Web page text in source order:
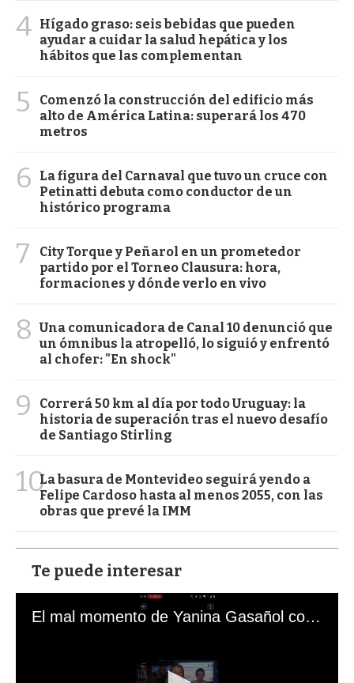
4 Hígado graso: seis bebidas que pueden
ayudar a cuidar la salud hepática y los
hábitos que las complementan
5
Comenzó la construcción del edificio más
alto de América Latina: superará los 470
metros
6
La figura del Carnaval que tuvo un cruce con
Petinatti debuta como conductor de un
histórico programa
7
City Torque y Peñarol en un prometedor
partido por el Torneo Clausura: hora,
formaciones y dónde verlo en vivo
8 Una comunicadora de Canal 10 denunció que
un ómnibus la atropelló, lo siguió y enfrentó
al chofer: "En shock"
9
Correrá 50 km al día por todo Uruguay: la
historia de superación tras el nuevo desafío
de Santiago Stirling
10La basura de Montevideo seguirá yendo a
Felipe Cardoso hasta al menos 2055, con las
obras que prevé la IMM
Te puede interesar
El mal momento de Yanina Gasañol con un hincha argentino en "Subrayado"